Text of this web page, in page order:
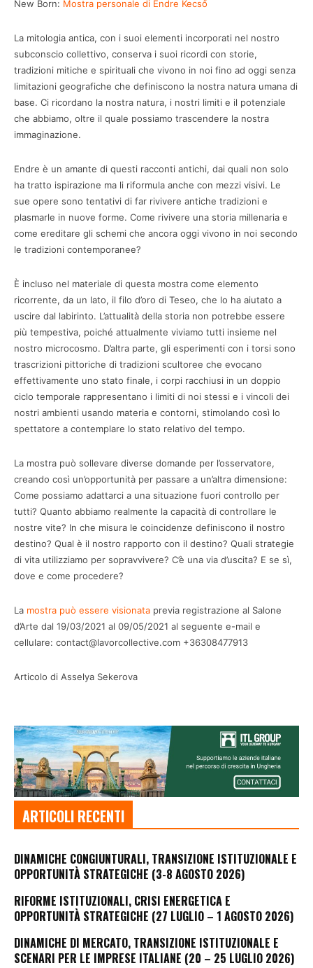
New Born: Mostra personale di Endre Kecső
La mitologia antica, con i suoi elementi incorporati nel nostro
subconscio collettivo, conserva i suoi ricordi con storie,
tradizioni mitiche e spirituali che vivono in noi fino ad oggi senza
limitazioni geografiche che definiscono la nostra natura umana di
base. Ci ricordano la nostra natura, i nostri limiti e il potenziale
che abbiamo, oltre il quale possiamo trascendere la nostra
immaginazione.
Endre è un amante di questi racconti antichi, dai quali non solo
ha tratto ispirazione ma li riformula anche con mezzi visivi. Le
sue opere sono tentativi di far rivivere antiche tradizioni e
plasmarle in nuove forme. Come rivivere una storia millenaria e
come ereditare gli schemi che ancora oggi vivono in noi secondo
le tradizioni contemporanee?
È incluso nel materiale di questa mostra come elemento
ricorrente, da un lato, il filo d’oro di Teseo, che lo ha aiutato a
uscire dal labirinto. L’attualità della storia non potrebbe essere
più tempestiva, poiché attualmente viviamo tutti insieme nel
nostro microcosmo. D’altra parte, gli esperimenti con i torsi sono
trascrizioni pittoriche di tradizioni scultoree che evocano
effettivamente uno stato finale, i corpi racchiusi in un doppio
ciclo temporale rappresentano i limiti di noi stessi e i vincoli dei
nostri ambienti usando materia e contorni, stimolando così lo
spettatore a contemplare lo stato relativo del tempo.
La mostra può sollevare diverse domande per l’osservatore,
creando così un’opportunità per passare a un’altra dimensione:
Come possiamo adattarci a una situazione fuori controllo per
tutti? Quanto abbiamo realmente la capacità di controllare le
nostre vite? In che misura le coincidenze definiscono il nostro
destino? Qual è il nostro rapporto con il destino? Quali strategie
di vita utilizziamo per sopravvivere? C’è una via d’uscita? E se sì,
dove e come procedere?
La mostra può essere visionata previa registrazione al Salone
d’Arte dal 19/03/2021 al 09/05/2021 al seguente e-mail e
cellulare: contact@lavorcollective.com +36308477913
Articolo di Asselya Sekerova
ARTICOLI RECENTI
DINAMICHE CONGIUNTURALI, TRANSIZIONE ISTITUZIONALE E
OPPORTUNITÀ STRATEGICHE (3-8 AGOSTO 2026)
RIFORME ISTITUZIONALI, CRISI ENERGETICA E
OPPORTUNITÀ STRATEGICHE (27 LUGLIO – 1 AGOSTO 2026)
DINAMICHE DI MERCATO, TRANSIZIONE ISTITUZIONALE E
SCENARI PER LE IMPRESE ITALIANE (20 – 25 LUGLIO 2026)